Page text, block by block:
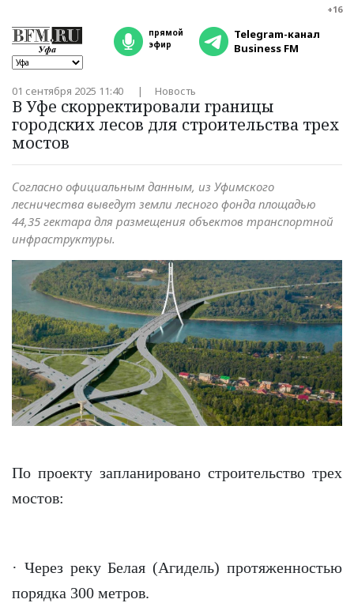
+16
прямой
эфир
Telegram-канал
Business FM
01 сентября 2025 11:40 Новость
В Уфе скорректировали границы
городских лесов для строительства трех
мостов
Согласно официальным данным, из Уфимского
лесничества выведут земли лесного фонда площадью
44,35 гектара для размещения объектов транспортной
инфраструктуры.
По проекту запланировано строительство трех
мостов:
· Через реку Белая (Агидель) протяженностью
порядка 300 метров.